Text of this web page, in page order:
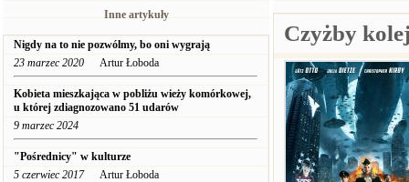
Inne artykuły
Nigdy na to nie pozwólmy, bo oni wygrają
23 marzec 2020 Artur Łoboda
Kobieta mieszkająca w pobliżu wieży komórkowej,
u której zdiagnozowano 51 udarów
9 marzec 2024
"Pośrednicy" w kulturze
5 czerwiec 2017Artur Łoboda
Czyżby